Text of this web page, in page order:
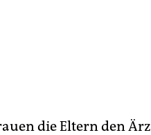
die Eltern den